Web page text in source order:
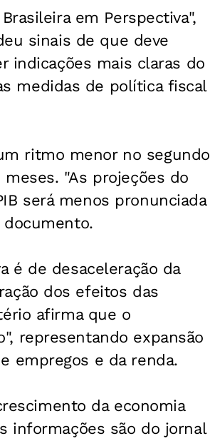
em Perspectiva",
sinais de que deve
indicações mais claras do
medidas de política fiscal
ritmo menor no segundo
"As projeções do
será menos pronunciada
é de desaceleração da
dos efeitos das
afirma que o
representando expansão
empregos e da renda.
da economia
informações são do jornal